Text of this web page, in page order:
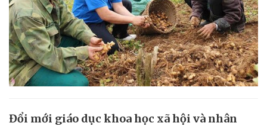
Đổi mới giáo dục khoa học xã hội và nhân